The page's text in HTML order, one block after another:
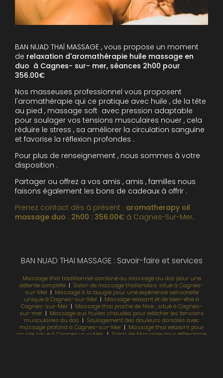
BAN NUAD THAÏ MASSAGE , vous propose un moment
de relaxation d'aromathérapie huile massage en
duo à Cagnes- sur- mer, séances 2h00 pour
356.00€
Nos masseuses professionnel vous proposent
l'aromathérapie qui ce pratique avec huile , de la tête
au pied , massage soft avec pression adaptable
pour soulager vos tensions musculaires nouer , cela
réduire le stress , sa améliorer la circulation sanguine
et favorise la réflexion profondes .
Pour plus de renseignement , nous sommes à votre
disposition .
Partager ou offrez a vos amis , amis , familles nous
faisons également les bons de cadeaux à offrir .
Prenez contact dès à présent : aromatherapy oil
massage duo . 2h00 : 356.00€ à Cagnes-Sur-Mer.
BAN NUAD THAI MASSAGE : Savoir-faire et services
Massage thaï traditionnel combiné au massage du dos pour une
détente complète | Salon de massage thaïlandais situé à Cagnes-
sur-Mer| Massage à la bougie pour une expérience sensorielle
unique à Cagnes-sur-Mer | Massage relaxant et de bien-être à
Cagnes-sur-Mer | Massage thaï proche de Nice , situé à Cagnes-
sur-mer| Massage aux huiles chaudes pour relâcher les tensions
musculaires du dos | Soulagement des douleurs dorsales avec
massage profond à Cagnes-sur-Mer | Massage thaï relaxant pour
couple situé à Cagnes-sur-Mer. | Salon de Massage pour réflexologie